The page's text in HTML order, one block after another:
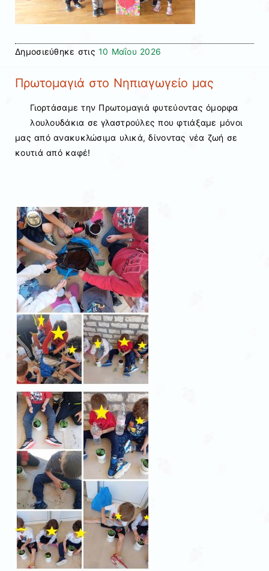
Δημοσιεύθηκε στις 10 Μαΐου 2026
Πρωτομαγιά στο Νηπιαγωγείο μας
Γιορτάσαμε την Πρωτομαγιά φυτεύοντας όμορφα
λουλουδάκια σε γλαστρούλες που φτιάξαμε μόνοι
μας από ανακυκλώσιμα υλικά, δίνοντας νέα ζωή σε
κουτιά από καφέ!